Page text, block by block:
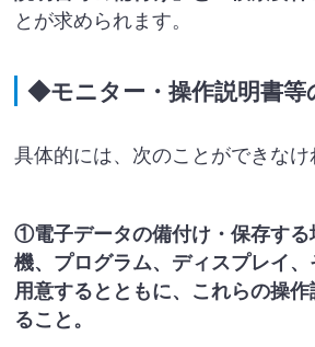
とが求められます。
◆モニター・操作説明書等
具体的には、次のことができなけ
①電子データの備付け・保存する
機、プログラム、ディスプレイ
用意するとともに、これらの操
ること。